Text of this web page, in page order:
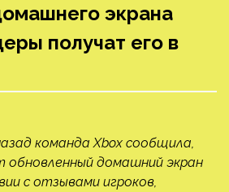
экрана
получат его в
команда Xbox сообщила,
домашний экран
с отзывами игроков,